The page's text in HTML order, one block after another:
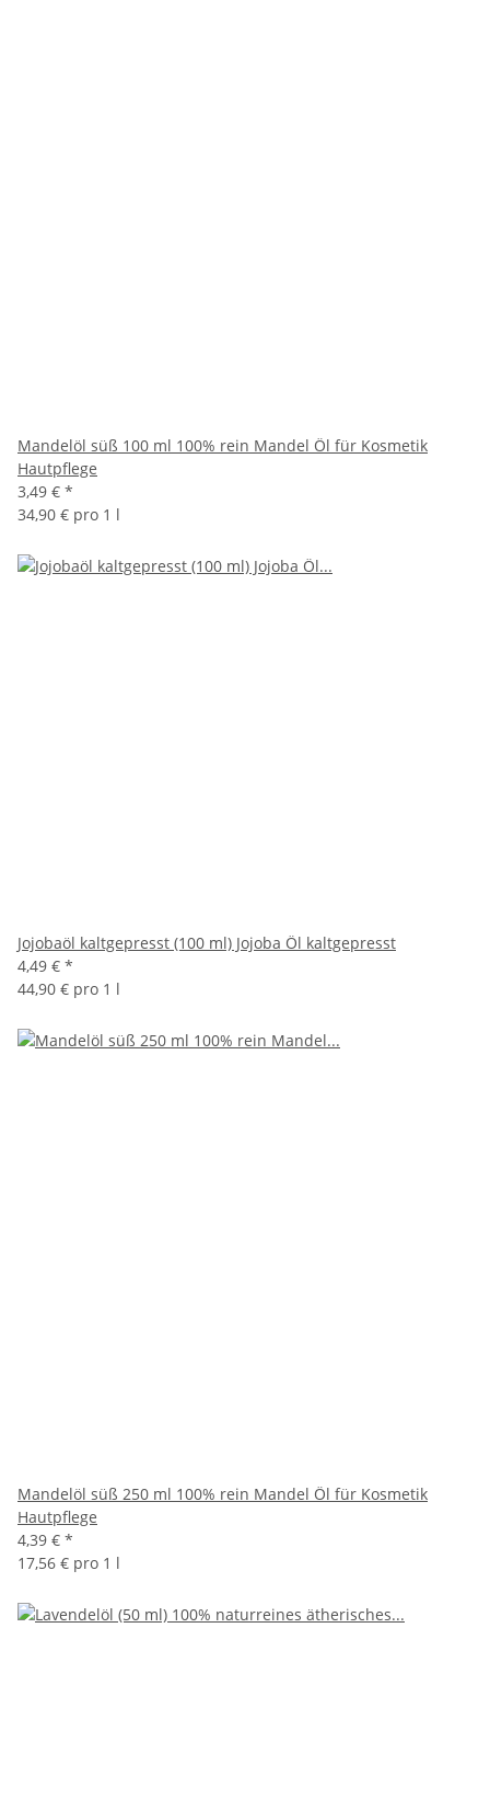
Mandelöl süß 100 ml 100% rein Mandel Öl für Kosmetik
Hautpflege
3,49 € *
34,90 € pro 1 l
Jojobaöl kaltgepresst (100 ml) Jojoba Öl kaltgepresst
4,49 € *
44,90 € pro 1 l
Mandelöl süß 250 ml 100% rein Mandel Öl für Kosmetik
Hautpflege
4,39 € *
17,56 € pro 1 l